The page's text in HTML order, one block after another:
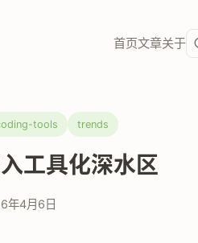
首页文章关于
tools trends
工具化深水区
年4月6日